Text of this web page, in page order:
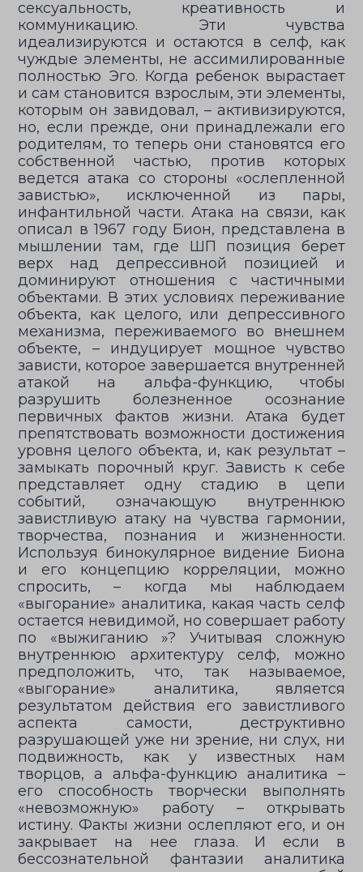
сексуальность, креативность и
коммуникацию. Эти чувства
идеализируются и остаются в селф, как
чуждые элементы, не ассимилированные
полностью Эго. Когда ребенок вырастает
и сам становится взрослым, эти элементы,
которым он завидовал, – активизируются,
но, если прежде, они принадлежали его
родителям, то теперь они становятся его
собственной частью, против которых
ведется атака со стороны «ослепленной
завистью», исключенной из пары,
инфантильной части. Атака на связи, как
описал в 1967 году Бион, представлена в
мышлении там, где ШП позиция берет
верх над депрессивной позицией и
доминируют отношения с частичными
объектами. В этих условиях переживание
объекта, как целого, или депрессивного
механизма, переживаемого во внешнем
объекте, – индуцирует мощное чувство
зависти, которое завершается внутренней
атакой на альфа-функцию, чтобы
разрушить болезненное осознание
первичных фактов жизни. Атака будет
препятствовать возможности достижения
уровня целого объекта, и, как результат –
замыкать порочный круг. Зависть к себе
представляет одну стадию в цепи
событий, означающую внутреннюю
завистливую атаку на чувства гармонии,
творчества, познания и жизненности.
Используя бинокулярное видение Биона
и его концепцию корреляции, можно
спросить, – когда мы наблюдаем
«выгорание» аналитика, какая часть селф
остается невидимой, но совершает работу
по «выжиганию »? Учитывая сложную
внутреннюю архитектуру селф, можно
предположить, что, так называемое,
«выгорание» аналитика, является
результатом действия его завистливого
аспекта самости, деструктивно
разрушающей уже ни зрение, ни слух, ни
подвижность, как у известных нам
творцов, а альфа-функцию аналитика –
его способность творчески выполнять
«невозможную» работу – открывать
истину. Факты жизни ослепляют его, и он
закрывает на нее глаза. И если в
бессознательной фантазии аналитика